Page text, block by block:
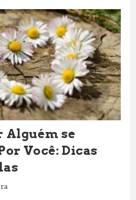
Alguém se
Você: Dicas